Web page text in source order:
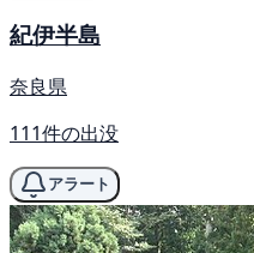
紀伊半島
奈良県
111件の出没
アラート